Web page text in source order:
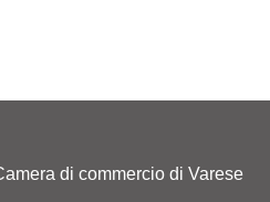
di commercio di Varese